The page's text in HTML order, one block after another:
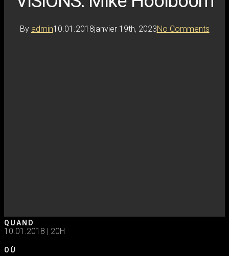
By admin10.01.2018janvier 19th, 2023No Comments
QUAND
10.01.2018 | 20H
OÙ